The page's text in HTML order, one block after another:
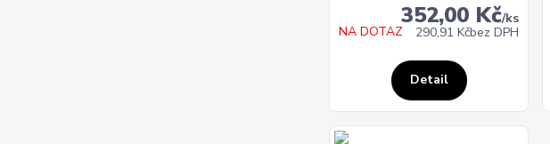
352,00 Kč/ks
290,91 Kčbez DPH
NA DOTAZ
Detail